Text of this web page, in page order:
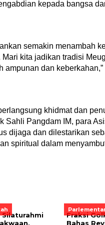
kepada bangsa
semakin menambah
kita jadikan tradisi
dan
khidmat dan
Sahli Pangdam IM, para
dijaga dan dilestarikan
spiritual dalam
Fraksi
Bahas